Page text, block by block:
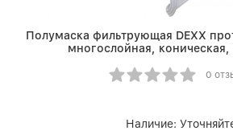
Полумаска фильтрующая DEXX
многослойная, коническая,
0
Наличие: